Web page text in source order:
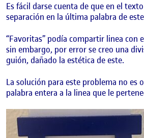
Es fácil darse cuenta de que en el
separación en la última palabra de
“Favoritas” podía compartir linea con
sin embargo, por error se creo una
guión, dañado la estética de este.
La solución para este problema no es
palabra entera a la linea que le